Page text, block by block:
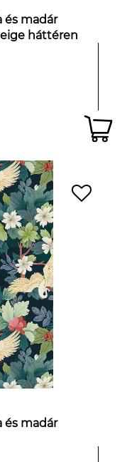
és madár
háttéren
és madár